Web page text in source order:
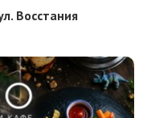
Восстания